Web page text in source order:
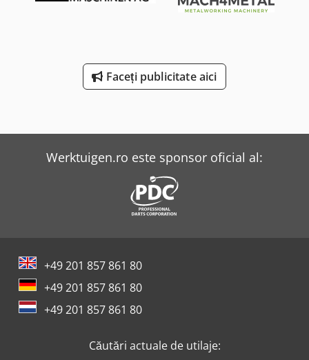
Faceți publicitate aici
Werktuigen.ro este sponsor oficial al:
+49 201 857 861 80
+49 201 857 861 80
+49 201 857 861 80
Căutări actuale de utilaje: